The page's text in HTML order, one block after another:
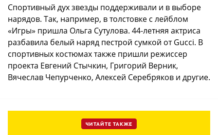
Спортивный дух звезды поддерживали и в выборе
нарядов. Так, например, в толстовке с лейблом
«Игры» пришла Ольга Сутулова. 44-летняя актриса
разбавила белый наряд пестрой сумкой от Gucci. В
спортивных костюмах также пришли режиссер
проекта Евгений Стычкин, Григорий Верник,
Вячеслав Чепурченко, Алексей Серебряков и другие.
ЧИТАЙТЕ ТАКЖЕ